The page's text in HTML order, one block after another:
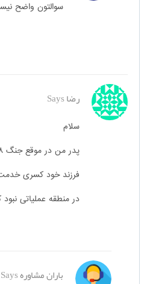
سوالتون واضح
رضاSays
سلام
فرزند خود کسری خدمت
در منطقه عملیاتی
باران مشاورهSays